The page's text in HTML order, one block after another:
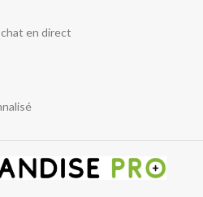
en direct